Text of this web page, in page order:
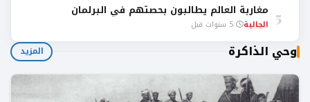
5 مغاربة العالم يطالبون بحصتهم في البرلمان
الجالية
وحي الذاكرة المزيد